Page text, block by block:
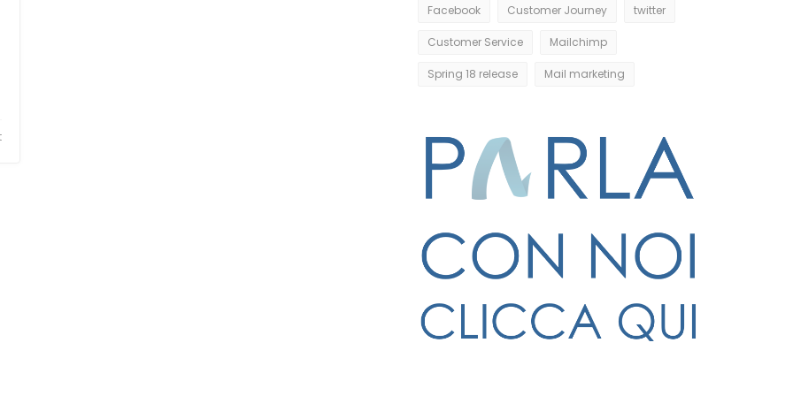
Facebook Customer Journey twitter
Customer Service Mailchimp
Spring 18 release Mail marketing